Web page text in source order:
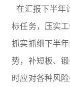
在汇报下半年
标任务，压实
抓实抓细下半
势，补短板、
时应对各种风